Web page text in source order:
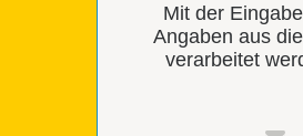
Mit der
Angaben aus
verarbeitet